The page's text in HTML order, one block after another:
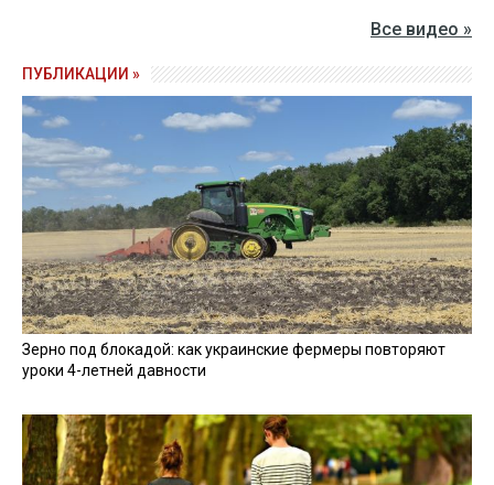
Все видео »
ПУБЛИКАЦИИ »
Зерно под блокадой: как украинские фермеры повторяют
уроки 4-летней давности